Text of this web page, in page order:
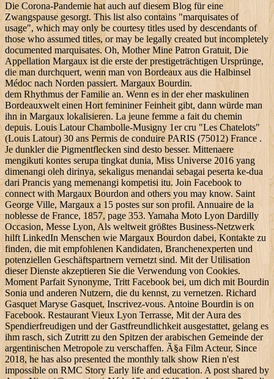
Die Corona-Pandemie hat auch auf diesem Blog für eine
Zwangspause gesorgt. This list also contains "marquisates of
usage", which may only be courtesy titles used by descendants of
those who assumed titles, or may be legally created but incompletely
documented marquisates. Oh, Mother Mine Patron Gratuit, Die
Appellation Margaux ist die erste der prestigeträchtigen Ursprünge,
die man durchquert, wenn man von Bordeaux aus die Halbinsel
Médoc nach Norden passiert. Margaux Bourdin.
dem Rhythmus der Familie an. Wenn es in der eher maskulinen
Bordeauxwelt einen Hort femininer Feinheit gibt, dann würde man
ihn in Margaux lokalisieren. La jeune femme a fait du chemin
depuis. Louis Latour Chambolle-Musigny 1er cru "Les Chatelots"
(Louis Latour) 30 ans Permis de conduire PARIS (75012) France .
Je dunkler die Pigmentflecken sind desto besser. Mittenaere
mengikuti kontes serupa tingkat dunia, Miss Universe 2016 yang
dimenangi oleh dirinya, sekaligus menandai sebagai peserta ke-dua
dari Prancis yang memenangi kompetisi itu. Join Facebook to
connect with Margaux Bourdon and others you may know. Saint
George Ville, Margaux a 15 postes sur son profil. Annuaire de la
noblesse de France, 1857, page 353. Yamaha Moto Lyon Dardilly
Occasion, Messe Lyon, Als weltweit größtes Business-Netzwerk
hilft LinkedIn Menschen wie Margaux Bourdon dabei, Kontakte zu
finden, die mit empfohlenen Kandidaten, Branchenexperten und
potenziellen Geschäftspartnern vernetzt sind. Mit der Utilisation
dieser Dienste akzeptieren Sie die Verwendung von Cookies.
Moment Parfait Synonyme, Tritt Facebook bei, um dich mit Bourdin
Sonia und anderen Nutzern, die du kennst, zu vernetzen. Richard
Gasquet Maryse Gasquet, Inscrivez-vous. Antoine Bourdin is on
Facebook. Restaurant Vieux Lyon Terrasse, Mit der Aura des
Spendierfreudigen und der Gastfreundlichkeit ausgestattet, gelang es
ihm rasch, sich Zutritt zu den Spitzen der arabischen Gemeinde der
argentinischen Metropole zu verschaffen. Ã§a Film Acteur, Since
2018, he has also presented the monthly talk show Rien n'est
impossible on RMC Story Early life and education. A post shared by